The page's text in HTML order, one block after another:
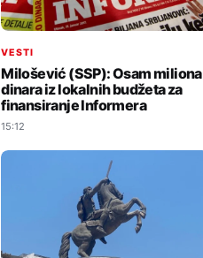
VESTI
Milošević (SSP): Osam miliona
dinara iz lokalnih budžeta za
finansiranje Informera
15:12